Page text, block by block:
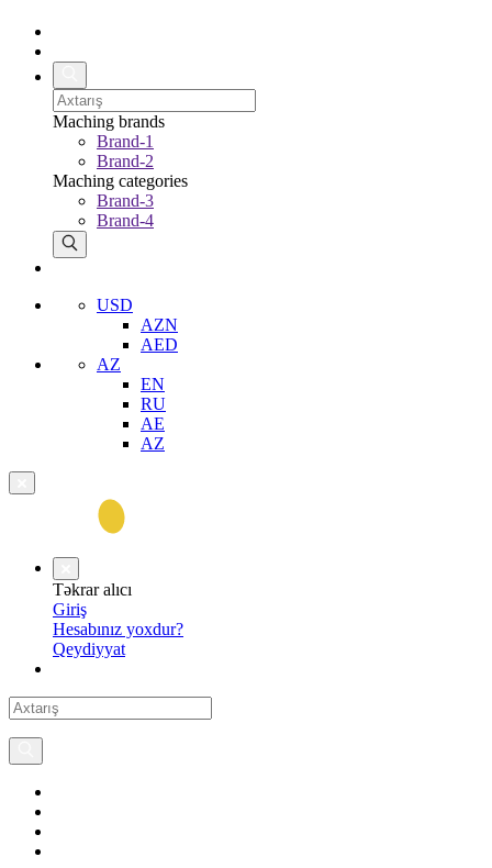
Maching brands
Brand-1
Brand-2
Maching categories
Brand-3
Brand-4
USD
AZN
AED
AZ
EN
RU
AE
AZ
Təkrar alıcı
Giriş
Hesabınız yoxdur?
Qeydiyyat